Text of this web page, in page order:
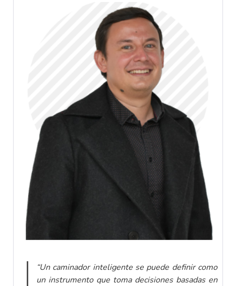
“Un caminador inteligente se puede definir como
un instrumento que toma decisiones basadas en